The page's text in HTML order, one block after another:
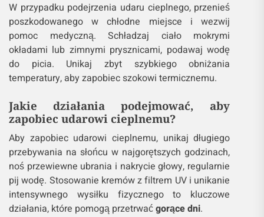
W przypadku podejrzenia udaru cieplnego, przenieś
poszkodowanego w chłodne miejsce i wezwij
pomoc medyczną. Schładzaj ciało mokrymi
okładami lub zimnymi prysznicami, podawaj wodę
do picia. Unikaj zbyt szybkiego obniżania
temperatury, aby zapobiec szokowi termicznemu.
Jakie działania podejmować, aby
zapobiec udarowi cieplnemu?
Aby zapobiec udarowi cieplnemu, unikaj długiego
przebywania na słońcu w najgorętszych godzinach,
noś przewiewne ubrania i nakrycie głowy, regularnie
pij wodę. Stosowanie kremów z filtrem UV i unikanie
intensywnego wysiłku fizycznego to kluczowe
działania, które pomogą przetrwaćgorące dni.